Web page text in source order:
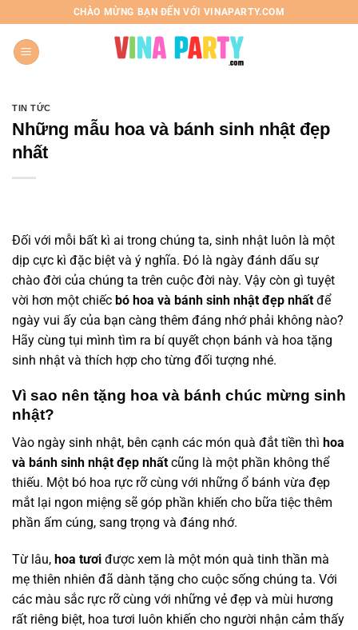
đến
nội
dung
CHÀO MỪNG BẠN ĐẾN VỚI VINAPARTY.COM
TIN TỨC
Những mẫu hoa và bánh sinh nhật đẹp
nhất
Đối với mỗi bất kì ai trong chúng ta, sinh nhật luôn là một
dịp cực kì đặc biệt và ý nghĩa. Đó là ngày đánh dấu sự
chào đời của chúng ta trên cuộc đời này. Vậy còn gì tuyệt
vời hơn một chiếc bó hoa và bánh sinh nhật đẹp nhất để
ngày vui ấy của bạn càng thêm đáng nhớ phải không nào?
Hãy cùng tụi mình tìm ra bí quyết chọn bánh và hoa tặng
sinh nhật và thích hợp cho từng đối tượng nhé.
Vì sao nên tặng hoa và bánh chúc mừng sinh
nhật?
Vào ngày sinh nhật, bên cạnh các món quà đắt tiền thì hoa
và bánh sinh nhật đẹp nhất cũng là một phần không thể
thiếu. Một bó hoa rực rỡ cùng với những ổ bánh vừa đẹp
mắt lại ngon miệng sẽ góp phần khiến cho bữa tiệc thêm
phần ấm cúng, sang trọng và đáng nhớ.
Từ lâu, hoa tươi được xem là một món quà tinh thần mà
mẹ thiên nhiên đã dành tặng cho cuộc sống chúng ta. Với
các màu sắc rực rỡ cùng với những vẻ đẹp và mùi hương
rất riêng biệt, hoa tươi luôn khiến cho người nhận cảm thấy